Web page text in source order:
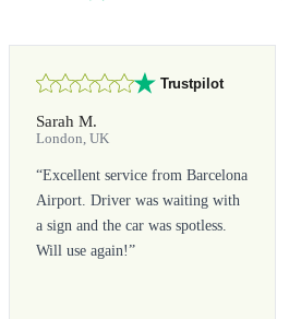
Trustpilot
Sarah M.
London, UK
“Excellent service from Barcelona
Airport. Driver was waiting with
a sign and the car was spotless.
Will use again!”